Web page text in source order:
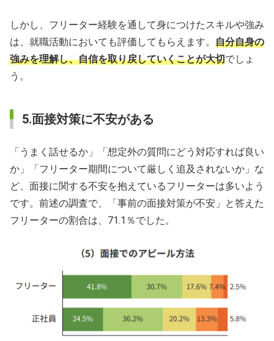
しかし、フリーター経験を通して身につけたスキルや強み
は、就職活動においても評価してもらえます。 自分自身の
強みを理解し、自信を取り戻していくことが大切でしょ
う。
5.面接対策に不安がある
「うまく話せるか」「想定外の質問にどう対応すれば良い
か」「フリーター期間について厳しく追及されないか」な
ど、面接に関する不安を抱えているフリーターは多いよう
です。前述の調査で、「事前の面接対策が不安」と答えた
フリーターの割合は、71.1％でした。